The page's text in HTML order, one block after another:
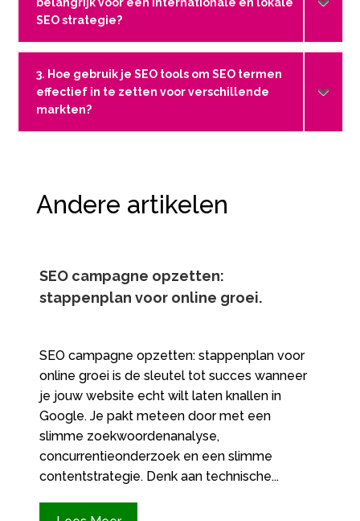
SEO strategie?
3. Hoe gebruik je SEO tools om SEO termen
effectief in te zetten voor verschillende
markten?
Andere artikelen
SEO campagne opzetten:
stappenplan voor online groei.​
SEO campagne opzetten: stappenplan voor
online groei is de sleutel tot succes wanneer
je jouw website echt wilt laten knallen in
Google.​ Je pakt meteen door met een
slimme zoekwoordenanalyse,
concurrentieonderzoek en een slimme
contentstrategie.​ Denk aan technische...